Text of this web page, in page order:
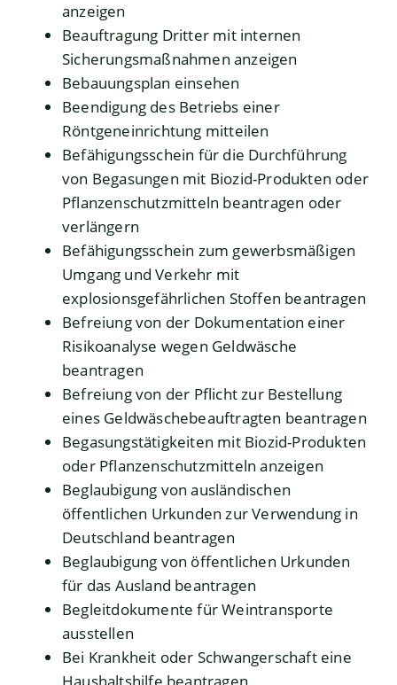
anzeigen
Beauftragung Dritter mit internen
Sicherungsmaßnahmen anzeigen
Bebauungsplan einsehen
Beendigung des Betriebs einer
Röntgeneinrichtung mitteilen
Befähigungsschein für die Durchführung
von Begasungen mit Biozid-Produkten oder
Pflanzenschutzmitteln beantragen oder
verlängern
Befähigungsschein zum gewerbsmäßigen
Umgang und Verkehr mit
explosionsgefährlichen Stoffen beantragen
Befreiung von der Dokumentation einer
Risikoanalyse wegen Geldwäsche
beantragen
Befreiung von der Pflicht zur Bestellung
eines Geldwäschebeauftragten beantragen
Begasungstätigkeiten mit Biozid-Produkten
oder Pflanzenschutzmitteln anzeigen
Beglaubigung von ausländischen
öffentlichen Urkunden zur Verwendung in
Deutschland beantragen
Beglaubigung von öffentlichen Urkunden
für das Ausland beantragen
Begleitdokumente für Weintransporte
ausstellen
Bei Krankheit oder Schwangerschaft eine